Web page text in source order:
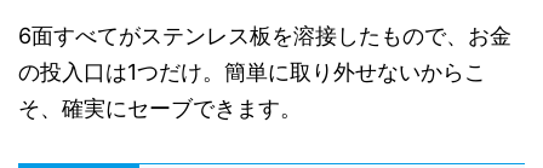
6面すべてがステンレス板を溶接したもので、お金
の投入口は1つだけ。簡単に取り外せないからこ
そ、確実にセーブできます。